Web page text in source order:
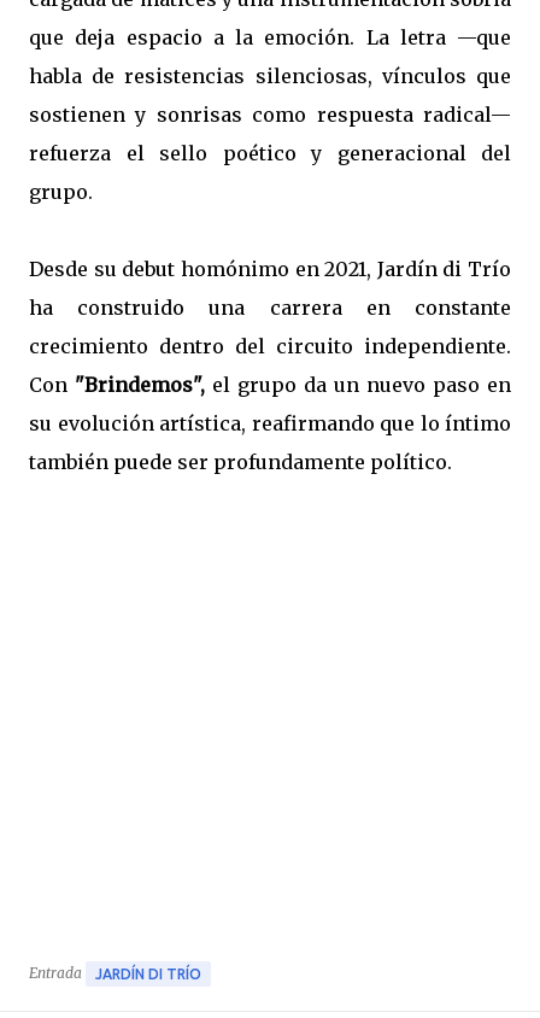
que deja espacio a la emoción. La letra —que
habla de resistencias silenciosas, vínculos que
sostienen y sonrisas como respuesta radical—
refuerza el sello poético y generacional del
grupo.
Desde su debut homónimo en 2021, Jardín di Trío
ha construido una carrera en constante
crecimiento dentro del circuito independiente.
Con "Brindemos", el grupo da un nuevo paso en
su evolución artística, reafirmando que lo íntimo
también puede ser profundamente político.
Entrada JARDÍN DI TRÍO